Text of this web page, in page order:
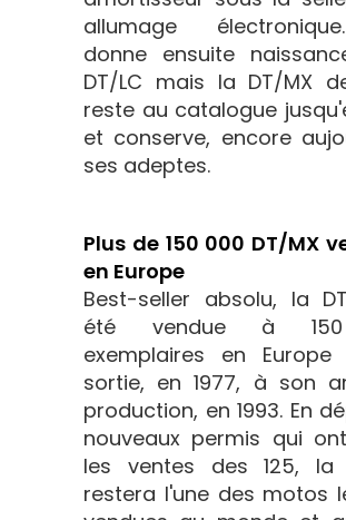
allumage
donne ensuite
DT/LC mais la DT/MX
reste au catalogue
et conserve, encore
ses adeptes.
Plus de 150 000 DT/MX
en Europe
Best-seller absolu, la
été vendue à
exemplaires en
sortie, en 1977, à son
production, en 1993. En
nouveaux permis qui
les ventes des 125, la
restera l'une des motos